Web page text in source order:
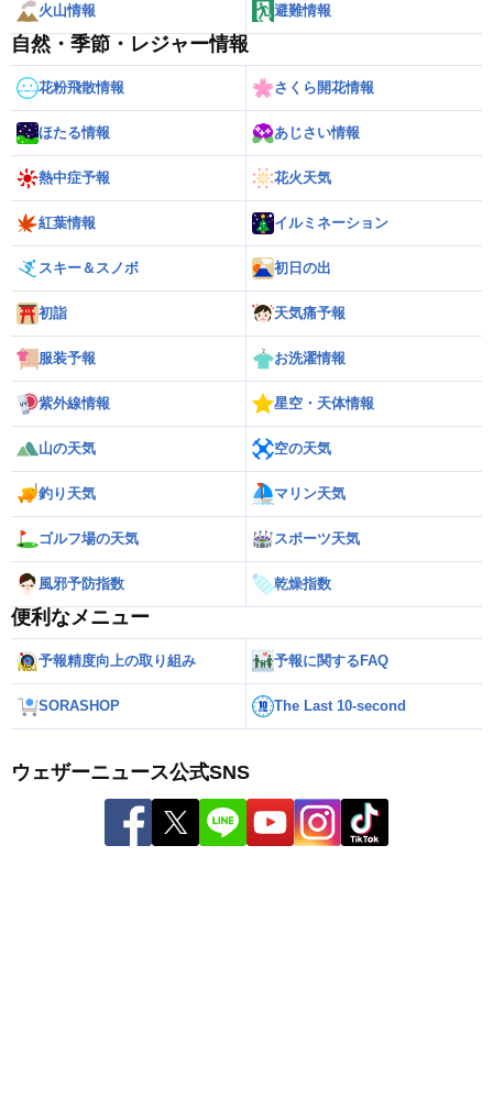
火山情報 避難情報
自然・季節・レジャー情報
花粉飛散情報 さくら開花情報
ほたる情報 あじさい情報
熱中症予報 花火天気
紅葉情報 イルミネーション
スキー＆スノボ 初日の出
初詣 天気痛予報
服装予報 お洗濯情報
紫外線情報 星空・天体情報
山の天気 空の天気
釣り天気 マリン天気
ゴルフ場の天気 スポーツ天気
風邪予防指数 乾燥指数
便利なメニュー
予報精度向上の取り組み 予報に関するFAQ
SORASHOP The Last 10-second
ウェザーニュース公式SNS